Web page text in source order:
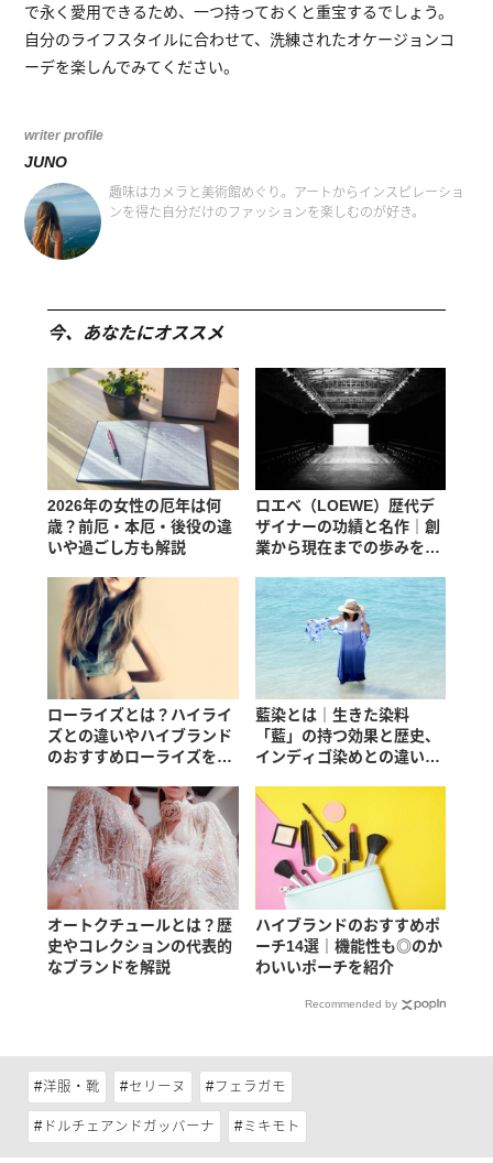
で永く愛用できるため、一つ持っておくと重宝するでしょう。
自分のライフスタイルに合わせて、洗練されたオケージョンコ
ーデを楽しんでみてください。
writer profile
JUNO
趣味はカメラと美術館めぐり。アートからインスピレーショ
ンを得た自分だけのファッションを楽しむのが好き。
今、あなたにオススメ
2026年の女性の厄年は何
歳？前厄・本厄・後役の違
いや過ごし方も解説
ロエベ（LOEWE）歴代デ
ザイナーの功績と名作｜創
業から現在までの歩みを紹
ローライズとは？ハイライ
ズとの違いやハイブランド
のおすすめローライズを紹
藍染とは｜生きた染料
「藍」の持つ効果と歴史、
インディゴ染めとの違いも
オートクチュールとは？歴
史やコレクションの代表的
なブランドを解説
ハイブランドのおすすめポ
ーチ14選｜機能性も◎のか
わいいポーチを紹介
Recommended by
洋服・靴 セリーヌ フェラガモ
ドルチェアンドガッバーナ ミキモト